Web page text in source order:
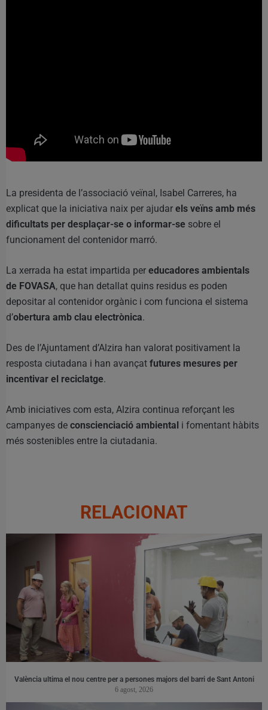
La presidenta de l’associació veïnal, Isabel Carreres, ha
explicat que la iniciativa naix per ajudar els veïns amb més
dificultats per desplaçar-se o informar-se sobre el
funcionament del contenidor marró.
La xerrada ha estat impartida per educadores ambientals
de FOVASA, que han detallat quins residus es poden
depositar al contenidor orgànic i com funciona el sistema
d’obertura amb clau electrònica.
Des de l’Ajuntament d’Alzira han valorat positivament la
resposta ciutadana i han avançat futures mesures per
incentivar el reciclatge.
Amb iniciatives com esta, Alzira continua reforçant les
campanyes de conscienciació ambiental i fomentant hàbits
més sostenibles entre la ciutadania.
RELACIONAT
València ultima el nou centre per a persones majors del barri de Sant Antoni
6 agost, 2026